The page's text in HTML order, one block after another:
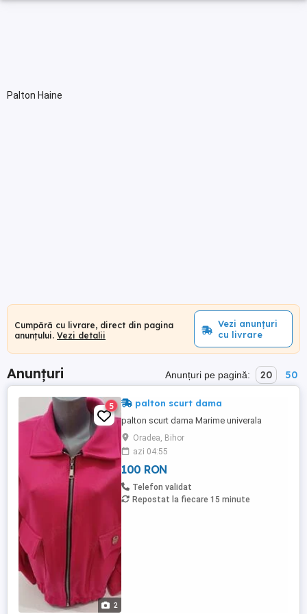
Palton Haine
Cumpără cu livrare, direct din pagina
anunțului. Vezi detalii
Vezi anunțuri
cu livrare
Anunțuri Anunțuri pe pagină: 20 50
2
5 palton scurt dama
palton scurt dama Marime univerala
Oradea, Bihor
azi 04:55
100 RON
Telefon validat
Repostat la fiecare 15 minute